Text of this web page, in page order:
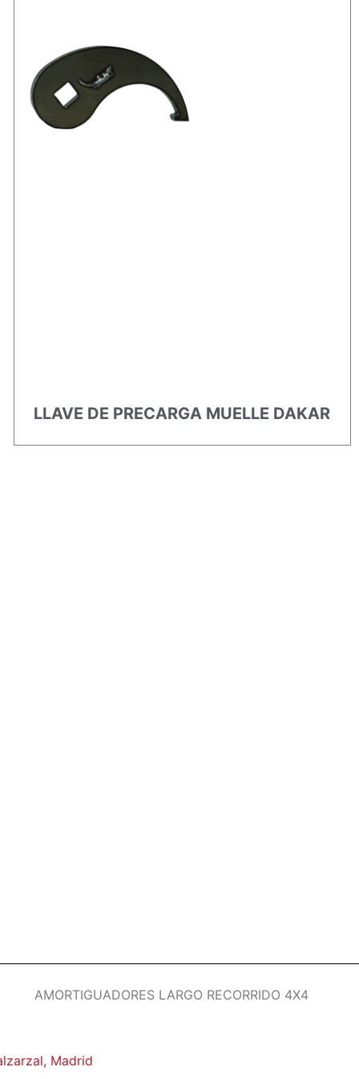
LLAVE DE PRECARGA MUELLE DAKAR
AMORTIGUADORES LARGO RECORRIDO 4X4
Madrid